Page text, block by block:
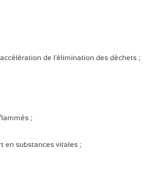
de l'élimination des déchets ;
;
en substances vitales ;